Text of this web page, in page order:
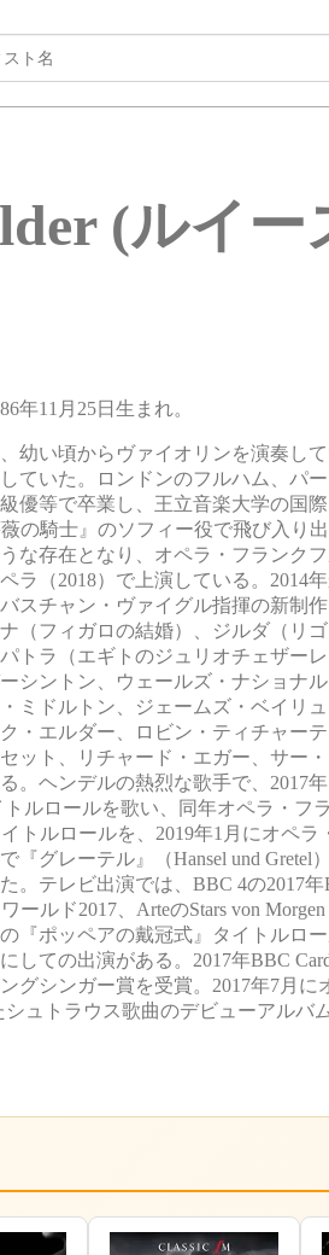
(ルイ
年11月25日生まれ。
幼い頃からヴァイオリンを演奏し
ていた。ロンドンのフルハム、パ
優等で卒業し、王立音楽大学の国
の騎士』のソフィー役で飛び入り
存在となり、オペラ・フランク
ラ（2018）で上演している。2014
スチャン・ヴァイグル指揮の新制
（フィガロの結婚）、ジルダ（リ
トラ（エギトのジュリオチェザー
シントン、ウェールズ・ナショナ
ドルトン、ジェームズ・ベイリ
・エルダー、ロビン・ティチャー
ト、リチャード・エガー、サー
ヘンデルの熱烈な歌手で、2017
トルロールを歌い、同年オペラ・
トルロールを、2019年1月にオペ
グレーテル』（Hansel und Gretel
。テレビ出演では、BBC 4の2017
ルド2017、ArteのStars von
ポッペアの戴冠式』タイトルロ
ての出演がある。2017年BBC
グシンガー賞を受賞。2017年7月
ュトラウス歌曲のデビューアルバ